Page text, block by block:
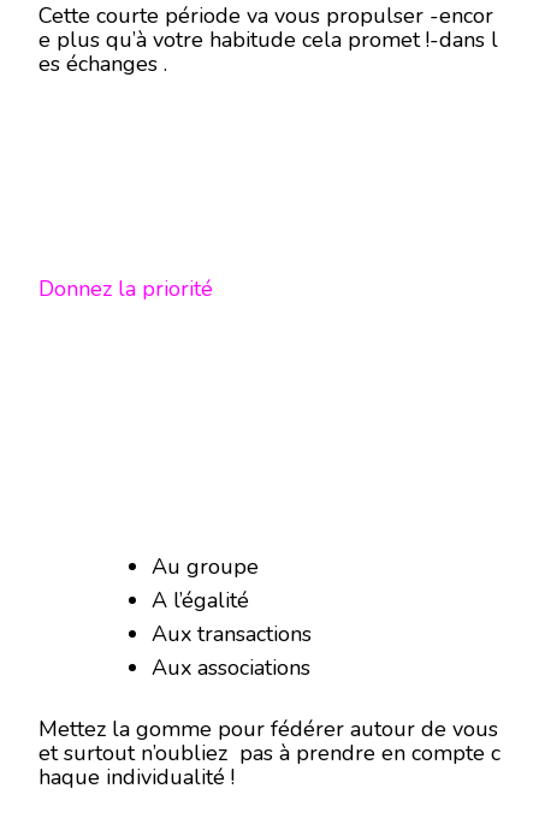
Cette courte période va vous propulser -encor
e plus qu’à votre habitude cela promet !-dans l
es échanges .
Donnez la priorité
Au groupe
A l’égalité
Aux transactions
Aux associations
Mettez la gomme pour fédérer autour de vous
et surtout n’oubliez pas à prendre en compte c
haque individualité !